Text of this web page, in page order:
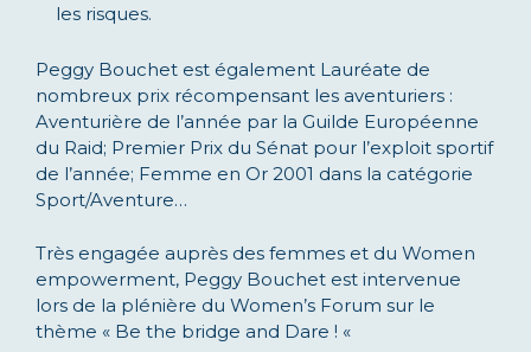
les risques.
Peggy Bouchet est également Lauréate de
nombreux prix récompensant les aventuriers :
Aventurière de l’année par la Guilde Européenne
du Raid; Premier Prix du Sénat pour l’exploit sportif
de l’année; Femme en Or 2001 dans la catégorie
Sport/Aventure…
Très engagée auprès des femmes et du Women
empowerment, Peggy Bouchet est intervenue
lors de la plénière du Women’s Forum sur le
thème « Be the bridge and Dare ! «